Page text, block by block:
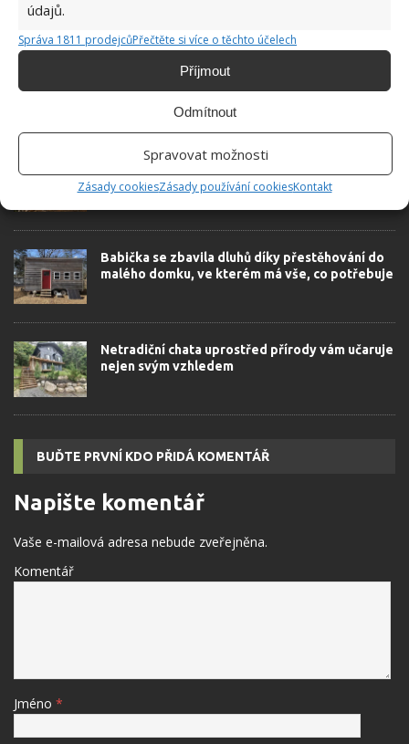
údajů.
Správa 1811 prodejcůPřečtěte si více o těchto účelech
Příjmout
Odmítnout
Spravovat možnosti
Zásady cookiesZásady používání cookiesKontakt
Bydlení v lese nabízí nejen klid, ale i moderní
architekturu
Babička se zbavila dluhů díky přestěhování do
malého domku, ve kterém má vše, co potřebuje
Netradiční chata uprostřed přírody vám učaruje
nejen svým vzhledem
BUĎTE PRVNÍ KDO PŘIDÁ KOMENTÁŘ
Napište komentář
Vaše e-mailová adresa nebude zveřejněna.
Komentář
Jméno *